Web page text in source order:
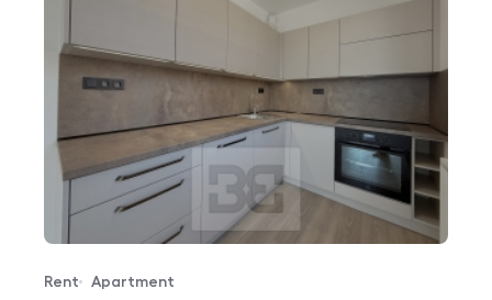
Offer type
Rent
Property type
Apartment